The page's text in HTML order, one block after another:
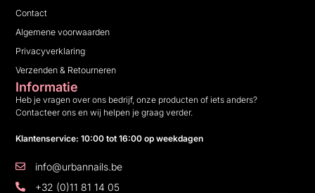
Contact
Algemene voorwaarden
Privacyverklaring
Verzenden & Retourneren
Informatie
Heb je vragen over ons bedrijf, onze producten of iets anders?
Contacteer ons en wij helpen je graag verder.
Klantenservice: 10:00 tot 16:00 op weekdagen
info@urbannails.be
+32 (0)11 81 14 05